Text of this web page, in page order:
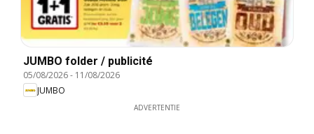
JUMBO folder / publicité
05/08/2026- 11/08/2026
JUMBO
ADVERTENTIE